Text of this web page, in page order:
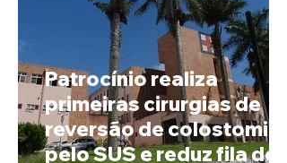
Patrocínio realiza
primeiras cirurgias de
reversão de colostomia
pelo SUS e reduz fila de